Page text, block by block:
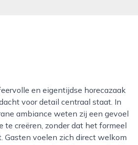
voor detail centraal staat. In
ambiance weten zij een gevoel
te creëren, zonder dat het formeel
Gasten voelen zich direct welkom